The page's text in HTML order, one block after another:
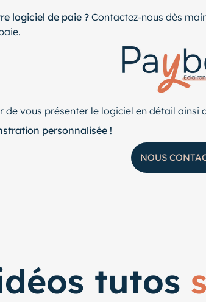
logiciel de paie ? Contactez-nous dès
vous présenter le logiciel en détail
personnalisée !
NOUS
tutos